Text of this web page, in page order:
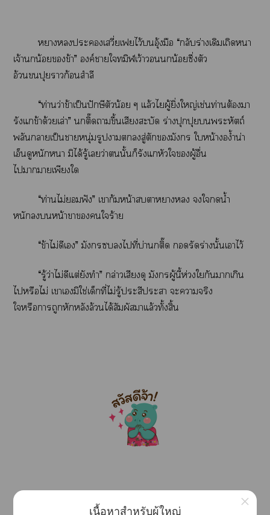
หาะเวี่ยเฟยไว้อุ้งมือ “กลับร่างเดิมเถิดา
เจ้าน้อยข้า” องค์าใทมิฬเว้าวอนน้อยซึ่งตัว
อ้วนปุยาก้อนสำลี
“ท่านว่าข้าเป็นปักษีตัวน้อย ๆ แล้วไผู้ยิ่งใหญ่เช่นท่านต้องมา
รังแข้าด้วยเล่า” ติ๊ดาขึ้นเสียงสะบัด ร่างปุกปุยะหัตถ์
พลันาเป็นาหนุ่มรูปาสู่ตักมังกร ใหน้าง้ำน่า
เอ็นดูหนักา มิได้รู้เว่านั้นก็รังแหัวใผู้อื่น
ไาาเพียงใ
“ท่านไม่ฟัง” เาก้มหน้าาหา ใน้ำ
หนักหน้าาใร้าย
“ข้าไม่ดีเ” มังกรไที่บ่าติ๊ด รัดร่างนั้นเาไว้
“รู้ว่าไม่ดีแต่ยังทำ” กล่าวเสียงดุ มังกรผู้นี้ห่วงใกันาเกิน
ไหรือไม่ เาเมิใช่เด็กที่ไม่รู้ประสีประสา ะาจริง
ใหรือาถูกหักหลังล้วนได้สัมผัสาแล้วทั้งสิ้น
นิยายเรื่องนี้ะได้วยเรื่องาที่าา ผู้เขียนไม่ได้
เนื้อหาสำหรับผู้ใหญ่
×